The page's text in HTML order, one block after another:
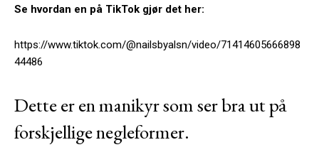
Se hvordan en på TikTok gjør det her:
https://www.tiktok.com/@nailsbyalsn/video/71414605666898
44486
Dette er en manikyr som ser bra ut på
forskjellige negleformer.